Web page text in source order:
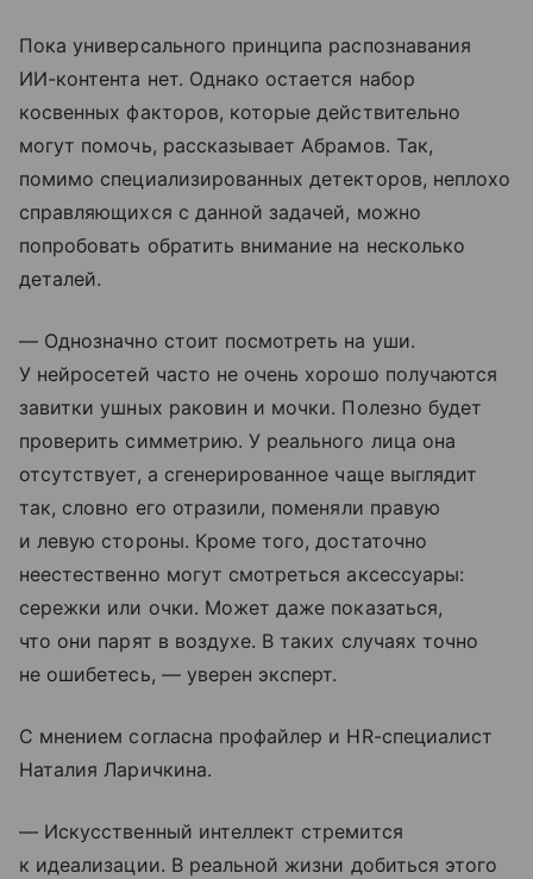
Пока универсального принципа распознавания
ИИ-контента нет. Однако остается набор
косвенных факторов, которые действительно
могут помочь, рассказывает Абрамов. Так,
помимо специализированных детекторов, неплохо
справляющихся с данной задачей, можно
попробовать обратить внимание на несколько
деталей.
— Однозначно стоит посмотреть на уши.
У нейросетей часто не очень хорошо получаются
завитки ушных раковин и мочки. Полезно будет
проверить симметрию. У реального лица она
отсутствует, а сгенерированное чаще выглядит
так, словно его отразили, поменяли правую
и левую стороны. Кроме того, достаточно
неестественно могут смотреться аксессуары:
сережки или очки. Может даже показаться,
что они парят в воздухе. В таких случаях точно
не ошибетесь, — уверен эксперт.
С мнением согласна профайлер и HR-специалист
Наталия Ларичкина.
— Искусственный интеллект стремится
к идеализации. В реальной жизни добиться этого